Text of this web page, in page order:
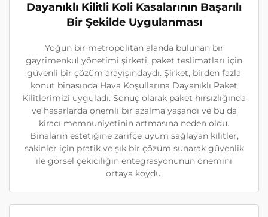
Dayanıklı Kilitli Koli Kasalarının Başarılı
Bir Şekilde Uygulanması
Yoğun bir metropolitan alanda bulunan bir
gayrimenkul yönetimi şirketi, paket teslimatları için
güvenli bir çözüm arayışındaydı. Şirket, birden fazla
konut binasında Hava Koşullarına Dayanıklı Paket
Kilitlerimizi uyguladı. Sonuç olarak paket hırsızlığında
ve hasarlarda önemli bir azalma yaşandı ve bu da
kiracı memnuniyetinin artmasına neden oldu.
Binaların estetiğine zarifçe uyum sağlayan kilitler,
sakinler için pratik ve şık bir çözüm sunarak güvenlik
ile görsel çekiciliğin entegrasyonunun önemini
ortaya koydu.